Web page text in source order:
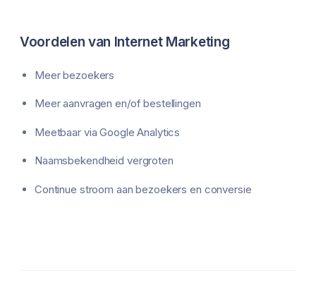
Voordelen van Internet Marketing
Meer bezoekers
Meer aanvragen en/of bestellingen
Meetbaar via Google Analytics
Naamsbekendheid vergroten
Continue stroom aan bezoekers en conversie